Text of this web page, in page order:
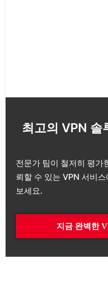
최고의 VPN 솔
전문가 팀이 철저히 평가
뢰할 수 있는 VPN 서비
보세요.
지금 완벽한